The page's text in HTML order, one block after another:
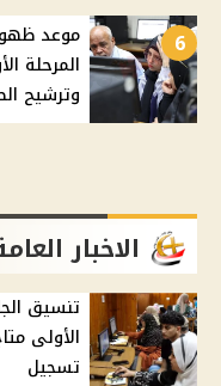
6
المرحلة
وترشيح
الاخبار
الأولى
تسجيل